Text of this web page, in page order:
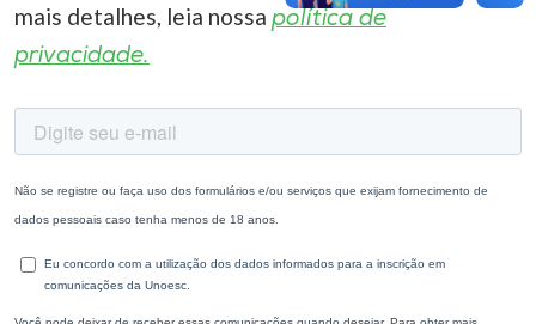
mais detalhes, leia nossa política de
privacidade.